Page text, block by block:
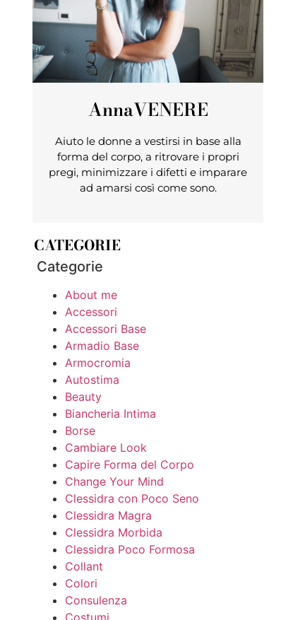
AnnaVENERE
Aiuto le donne a vestirsi in base alla
forma del corpo, a ritrovare i propri
pregi, minimizzare i difetti e imparare
ad amarsi così come sono.
CATEGORIE
Categorie
About me
Accessori
Accessori Base
Armadio Base
Armocromia
Autostima
Beauty
Biancheria Intima
Borse
Cambiare Look
Capire Forma del Corpo
Change Your Mind
Clessidra con Poco Seno
Clessidra Magra
Clessidra Morbida
Clessidra Poco Formosa
Collant
Colori
Consulenza
Costumi